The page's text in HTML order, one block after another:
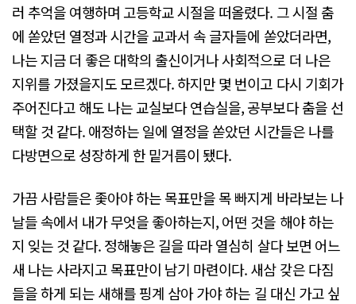
러 추억을 여행하며 고등학교 시절을 떠올렸다. 그 시절 춤
에 쏟았던 열정과 시간을 교과서 속 글자들에 쏟았더라면,
나는 지금 더 좋은 대학의 출신이거나 사회적으로 더 나은
지위를 가졌을지도 모르겠다. 하지만 몇 번이고 다시 기회가
주어진다고 해도 나는 교실보다 연습실을, 공부보다 춤을 선
택할 것 같다. 애정하는 일에 열정을 쏟았던 시간들은 나를
다방면으로 성장하게 한 밑거름이 됐다.
가끔 사람들은 좇아야 하는 목표만을 목 빠지게 바라보는 나
날들 속에서 내가 무엇을 좋아하는지, 어떤 것을 해야 하는
지 잊는 것 같다. 정해놓은 길을 따라 열심히 살다 보면 어느
새 나는 사라지고 목표만이 남기 마련이다. 새삼 갖은 다짐
들을 하게 되는 새해를 핑계 삼아 가야 하는 길 대신 가고 싶